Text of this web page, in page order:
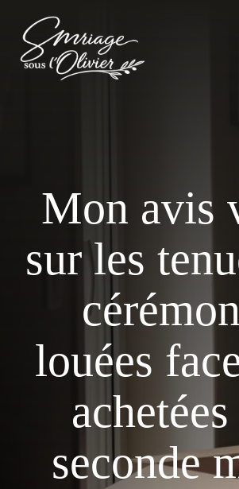
contenu
Mon avis
sur les
louées
seconde